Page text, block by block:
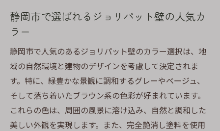
静岡市で選ばれるジョリパット壁の人気カ
ラー
静岡市で人気のあるジョリパット壁のカラー選択は、地
域の自然環境と建物のデザインを考慮して決定されま
す。特に、緑豊かな景観に調和するグレーやベージュ、
そして落ち着いたブラウン系の色彩が好まれています。
これらの色は、周囲の風景に溶け込み、自然と調和した
美しい外観を実現します。また、完全艶消し塗料を使用